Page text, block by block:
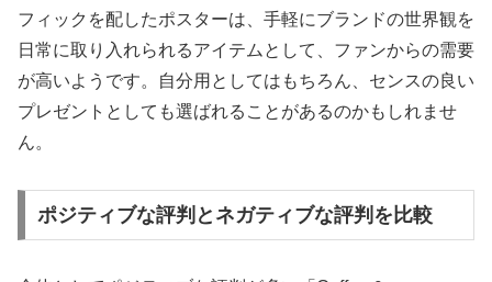
フィックを配したポスターは、手軽にブランドの世界観を
日常に取り入れられるアイテムとして、ファンからの需要
が高いようです。自分用としてはもちろん、センスの良い
プレゼントとしても選ばれることがあるのかもしれませ
ん。
ポジティブな評判とネガティブな評判を比較